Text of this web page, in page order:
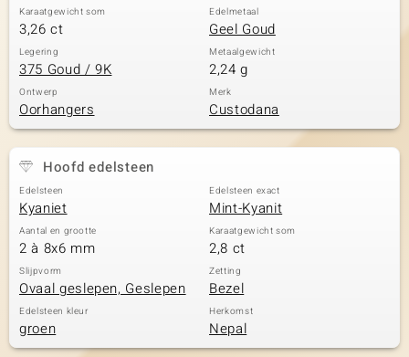
Karaatgewicht som
3,26 ct
Edelmetaal
Geel Goud
Legering
375 Goud / 9K
Metaalgewicht
2,24 g
Ontwerp
Oorhangers
Merk
Custodana
Hoofd edelsteen
Edelsteen
Kyaniet
Edelsteen exact
Mint-Kyanit
Aantal en grootte
2 à 8x6 mm
Karaatgewicht som
2,8 ct
Slijpvorm
Ovaal geslepen, Geslepen
Zetting
Bezel
Edelsteen kleur
groen
Herkomst
Nepal